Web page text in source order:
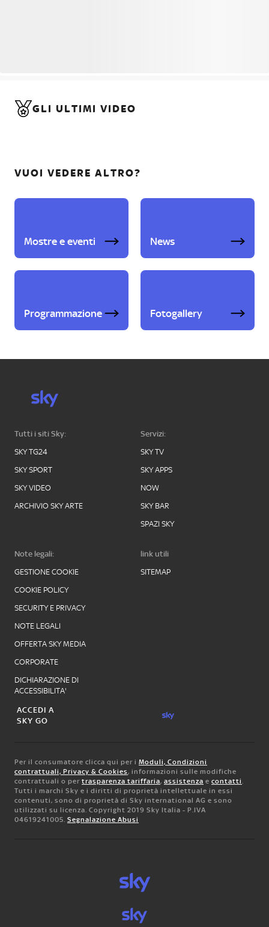
GLI ULTIMI VIDEO
VUOI VEDERE ALTRO?
Mostre e eventi News
Programmazione Fotogallery
Tutti i siti Sky:
SKY TG24
SKY SPORT
SKY VIDEO
ARCHIVIO SKY ARTE
Servizi:
SKY TV
SKY APPS
NOW
SKY BAR
SPAZI SKY
Note legali:
GESTIONE COOKIE
COOKIE POLICY
SECURITY E PRIVACY
NOTE LEGALI
OFFERTA SKY MEDIA
CORPORATE
DICHIARAZIONE DI
ACCESSIBILITA'
link utili
SITEMAP
ACCEDI A
SKY GO
Per il consumatore clicca qui per i Moduli, Condizioni
contrattuali, Privacy & Cookies, informazioni sulle modifiche
contrattuali o per trasparenza tariffaria, assistenza e contatti.
Tutti i marchi Sky e i diritti di proprietà intellettuale in essi
contenuti, sono di proprietà di Sky international AG e sono
utilizzati su licenza. Copyright 2019 Sky Italia - P.IVA
04619241005. Segnalazione Abusi